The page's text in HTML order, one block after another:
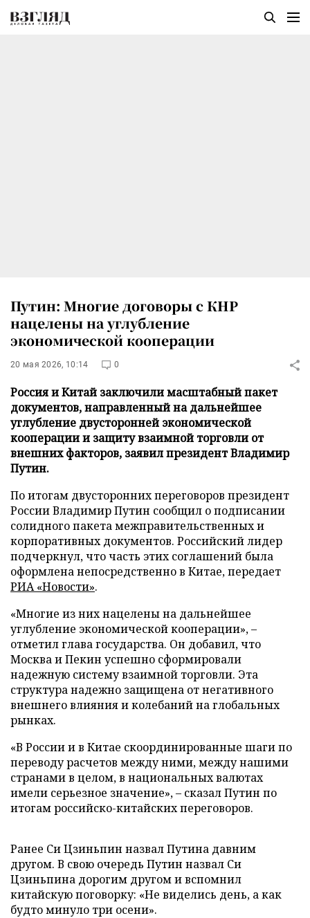
Путин: Многие договоры с КНР
нацелены на углубление
экономической кооперации
20 мая 2026, 10:14 0
Россия и Китай заключили масштабный пакет
документов, направленный на дальнейшее
углубление двусторонней экономической
кооперации и защиту взаимной торговли от
внешних факторов, заявил президент Владимир
Путин.
По итогам двусторонних переговоров президент
России Владимир Путин сообщил о подписании
солидного пакета межправительственных и
корпоративных документов. Российский лидер
подчеркнул, что часть этих соглашений была
оформлена непосредственно в Китае, передает
РИА «Новости».
«Многие из них нацелены на дальнейшее
углубление экономической кооперации», –
отметил глава государства. Он добавил, что
Москва и Пекин успешно сформировали
надежную систему взаимной торговли. Эта
структура надежно защищена от негативного
внешнего влияния и колебаний на глобальных
рынках.
«В России и в Китае скоординированные шаги по
переводу расчетов между ними, между нашими
странами в целом, в национальных валютах
имели серьезное значение», – сказал Путин по
итогам российско-китайских переговоров.
Ранее Си Цзиньпин назвал Путина давним
другом. В свою очередь Путин назвал Си
Цзиньпина дорогим другом и вспомнил
китайскую поговорку: «Не виделись день, а как
будто минуло три осени».